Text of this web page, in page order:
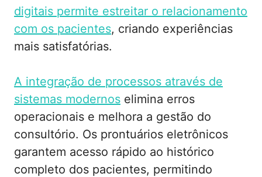
digitais permite estreitar o relacionamento
com os pacientes, criando experiências
mais satisfatórias.
A integração de processos através de
sistemas modernos elimina erros
operacionais e melhora a gestão do
consultório. Os prontuários eletrônicos
garantem acesso rápido ao histórico
completo dos pacientes, permitindo